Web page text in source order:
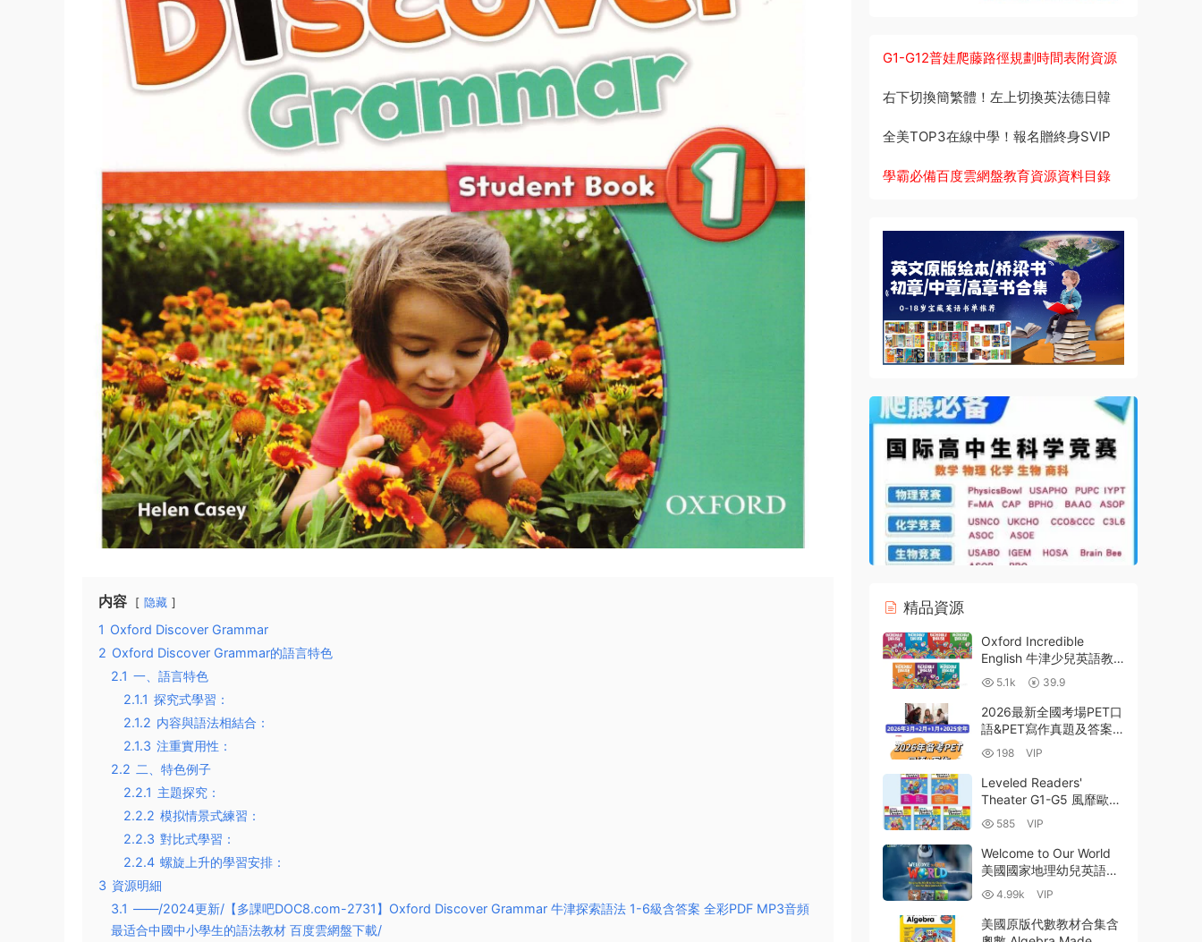
内容 隐藏
1 Oxford Discover Grammar
2 Oxford Discover Grammar的語言特色
2.1 一、語言特色
2.1.1 探究式學習：
2.1.2 内容與語法相結合：
2.1.3 注重實用性：
2.2 二、特色例子
2.2.1 主題探究：
2.2.2 模拟情景式練習：
2.2.3 對比式學習：
2.2.4 螺旋上升的學習安排：
3 資源明細
3.1 ——/2024更新/【多課吧DOC8.com-2731】Oxford Discover Grammar 牛津探索語法 1-6級含答案 全彩PDF MP3音頻
最适合中國中小學生的語法教材 百度雲網盤下載/
G1-G12普娃爬藤路徑規劃時間表附資源
右下切換簡繁體！左上切換英法德日韓
全美TOP3在線中學！報名贈終身SVIP
學霸必備百度雲網盤教育資源資料目錄
精品資源
Oxford Incredible
English 牛津少兒英語教
材 全彩PDF MP3音頻 百
度網盤下載-1.13GB
5.1k 39.9
2026最新全國考場PET口
語&PET寫作真題及答案
資料合集（2024至2026
年4月） PDF電子版 百度
雲網盤下載
198 VIP
Leveled Readers'
Theater G1-G5 風靡歐美
英語課堂的讀者劇場 通過
戲劇表演和朗誦學英語 練
口語 全套PDF 百度雲網
盤下載
585 VIP
Welcome to Our World
美國國家地理幼兒英語教
材全3級 高清PDF 練習冊
MP3音頻 白闆軟件 百度
網盤下載-9.38GB
4.99k VIP
美國原版代數教材合集含